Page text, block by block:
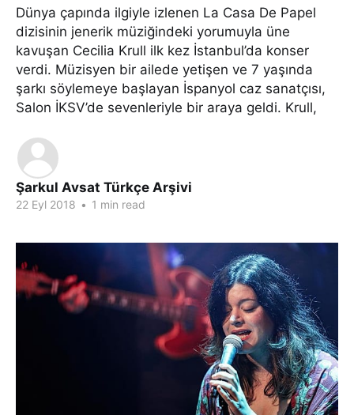
Dünya çapında ilgiyle izlenen La Casa De Papel
dizisinin jenerik müziğindeki yorumuyla üne
kavuşan Cecilia Krull ilk kez İstanbul’da konser
verdi. Müzisyen bir ailede yetişen ve 7 yaşında
şarkı söylemeye başlayan İspanyol caz sanatçısı,
Salon İKSV’de sevenleriyle bir araya geldi. Krull,
Şarkul Avsat Türkçe Arşivi
22 Eyl 2018 • 1 min read